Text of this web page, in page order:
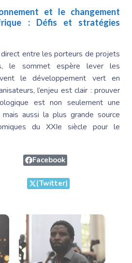
et le changement
: Défis et stratégies
entre les porteurs de projets
le sommet espère lever les
le développement vert en
l’enjeu est clair : prouver
est non seulement une
mais aussi la plus grande source
du XXIe siècle pour le
Facebook
(Twitter)